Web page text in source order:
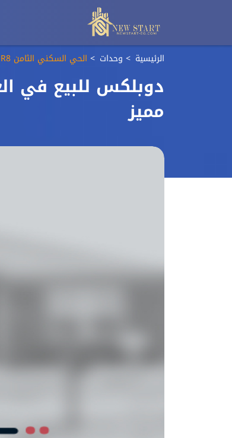
الرئيسية وحدات الحي السكني الثامن R8 بالعاصمة الادارية الجديدة
دوبلكس للبيع في
مميز